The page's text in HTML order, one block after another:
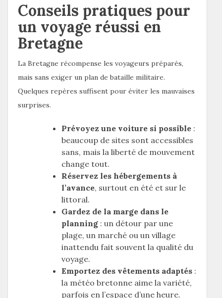
Conseils pratiques pour
un voyage réussi en
Bretagne
La Bretagne récompense les voyageurs préparés,
mais sans exiger un plan de bataille militaire.
Quelques repères suffisent pour éviter les mauvaises
surprises.
Prévoyez une voiture si possible :
beaucoup de sites sont accessibles
sans, mais la liberté de mouvement
change tout.
Réservez les hébergements à
l’avance, surtout en été et sur le
littoral.
Gardez de la marge dans le
planning : un détour par une
plage, un marché ou un village
inattendu fait souvent la qualité du
voyage.
Emportez des vêtements adaptés :
la météo bretonne aime la variété,
parfois en l’espace d’une heure.